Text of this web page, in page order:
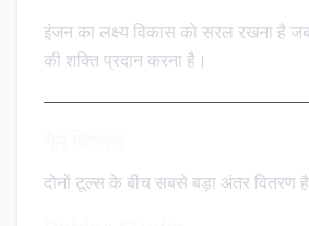
इंजन का लक्ष्य विकास को सरल रखना है
की शक्ति प्रदान करना है।
दोनों टूल्स के बीच सबसे बड़ा अंतर वितरण